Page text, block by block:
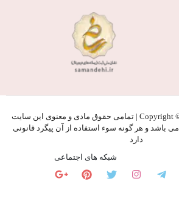
Copyright © 2019 All rights reserved | تمامی حقوق مادی و معنوی این سایت
مربوط به senso perfume می باشد و هر گونه سوء استفاده از آن پیگرد قانونی
دارد
شبکه های اجتماعی